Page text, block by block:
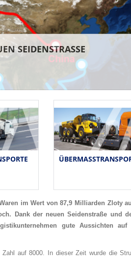
SEIDENSTRASSE
im Wert von 87,9 Milliarden Zloty
Dank der neuen Seidenstraße und
gute Aussichten auf
auf 8000. In dieser Zeit wurde die